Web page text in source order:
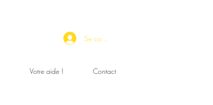
Se connecter
Votre aide ! Contact